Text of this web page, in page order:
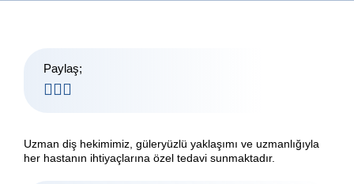
Paylaş;
Uzman diş hekimimiz, güleryüzlü yaklaşımı ve uzmanlığıyla
her hastanın ihtiyaçlarına özel tedavi sunmaktadır.